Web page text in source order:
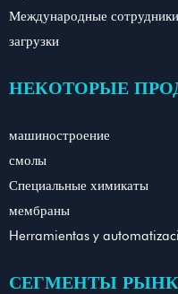
Международные сотрудники
загрузки
НЕКОТОРЫЕ
машиностроение
смолы
Специальные химикаты
мембраны
Herramientas y
СЕГМЕНТЫ